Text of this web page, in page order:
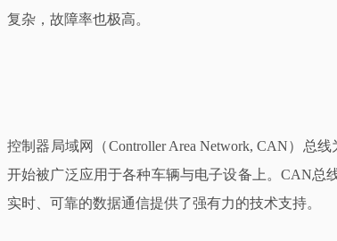
复杂，故障率也极高。
控制器局域网（Controller Area Network, CAN）总
开始被广泛应用于各种车辆与电子设备上。CAN总
实时、可靠的数据通信提供了强有力的技术支持。